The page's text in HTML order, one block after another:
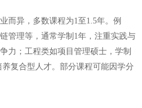
而异，多数课程为1至1.5年。例
管理等，通常学制1年，注重实践与
力；工程类如项目管理硕士，学制
复合型人才。部分课程可能因学分